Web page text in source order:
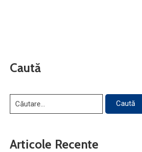
Caută
Articole Recente